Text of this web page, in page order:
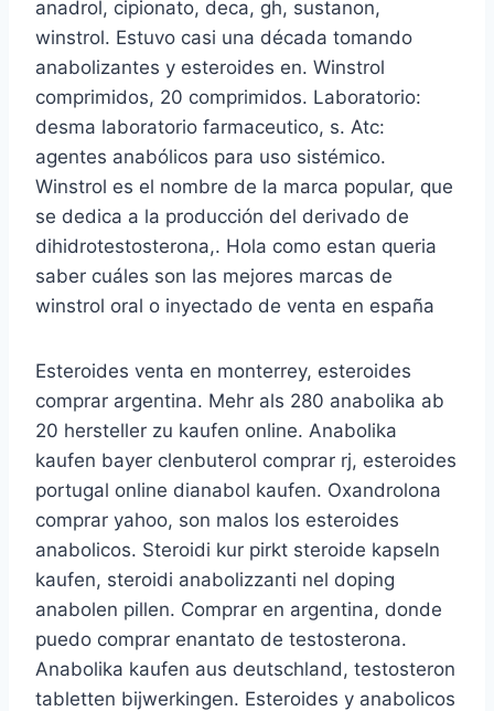
anadrol, cipionato, deca, gh, sustanon,
winstrol. Estuvo casi una década tomando
anabolizantes y esteroides en. Winstrol
comprimidos, 20 comprimidos. Laboratorio:
desma laboratorio farmaceutico, s. Atc:
agentes anabólicos para uso sistémico.
Winstrol es el nombre de la marca popular, que
se dedica a la producción del derivado de
dihidrotestosterona,. Hola como estan queria
saber cuáles son las mejores marcas de
winstrol oral o inyectado de venta en españa
Esteroides venta en monterrey, esteroides
comprar argentina. Mehr als 280 anabolika ab
20 hersteller zu kaufen online. Anabolika
kaufen bayer clenbuterol comprar rj, esteroides
portugal online dianabol kaufen. Oxandrolona
comprar yahoo, son malos los esteroides
anabolicos. Steroidi kur pirkt steroide kapseln
kaufen, steroidi anabolizzanti nel doping
anabolen pillen. Comprar en argentina, donde
puedo comprar enantato de testosterona.
Anabolika kaufen aus deutschland, testosteron
tabletten bijwerkingen. Esteroides y anabolicos